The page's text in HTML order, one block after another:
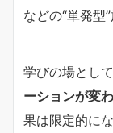
などの“単発型”
学びの場とし
ーションが変
果は限定的に